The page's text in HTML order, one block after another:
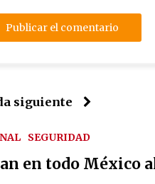
siguiente
SEGURIDAD
en todo México